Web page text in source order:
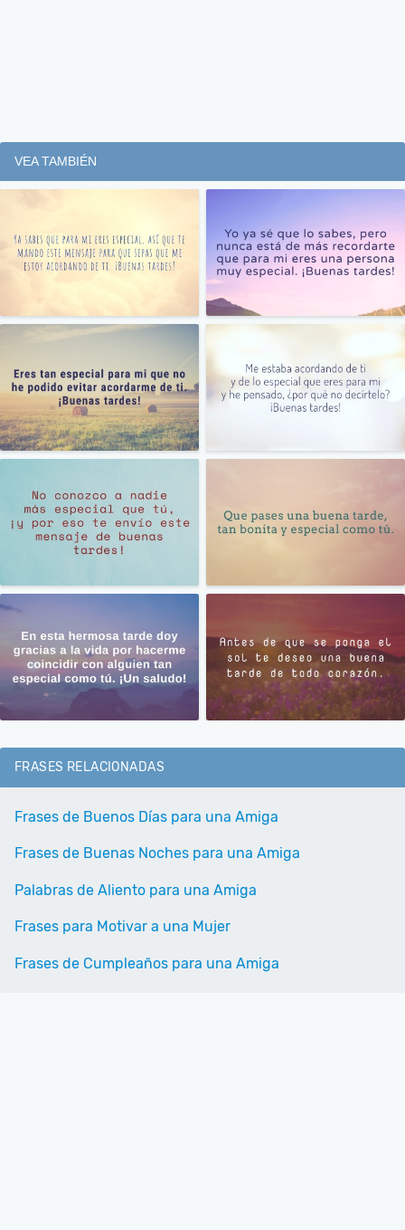
VEA TAMBIÉN
FRASES RELACIONADAS
Frases de Buenos Días para una Amiga
Frases de Buenas Noches para una Amiga
Palabras de Aliento para una Amiga
Frases para Motivar a una Mujer
Frases de Cumpleaños para una Amiga